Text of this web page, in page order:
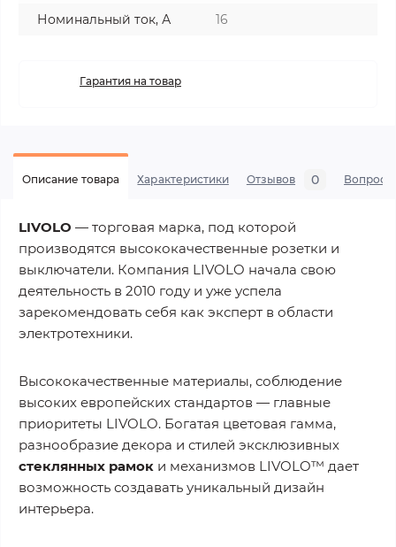
Номинальный ток, А
16
Гарантия на товар
Описание товара Характеристики Отзывов 0 Вопросы
LIVOLO — торговая марка, под которой
производятся высококачественные розетки и
выключатели. Компания LIVOLO начала свою
деятельность в 2010 году и уже успела
зарекомендовать себя как эксперт в области
электротехники.
Высококачественные материалы, соблюдение
высоких европейских стандартов — главные
приоритеты LIVOLO. Богатая цветовая гамма,
разнообразие декора и стилей эксклюзивных
стеклянных рамок и механизмов LIVOLO™ дает
возможность создавать уникальный дизайн
интерьера.